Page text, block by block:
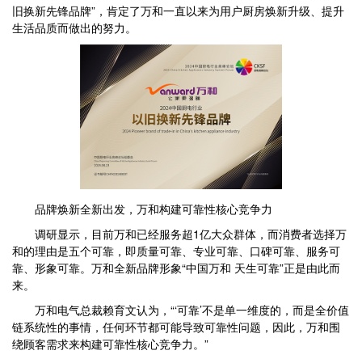
旧换新先锋品牌”，肯定了万和一直以来为用户厨房焕新升级、提升
生活品质而做出的努力。
品牌焕新全新出发，万和构建可靠性核心竞争力
调研显示，目前万和已经服务超1亿大众群体，而消费者选择万
和的理由是五个可靠，即质量可靠、专业可靠、口碑可靠、服务可
靠、形象可靠。万和全新品牌形象“中国万和 天生可靠”正是由此而
来。
万和电气总裁赖育文认为，“‘可靠’不是单一维度的，而是全价值
链系统性的事情，任何环节都可能导致可靠性问题，因此，万和围
绕顾客需求来构建可靠性核心竞争力。”